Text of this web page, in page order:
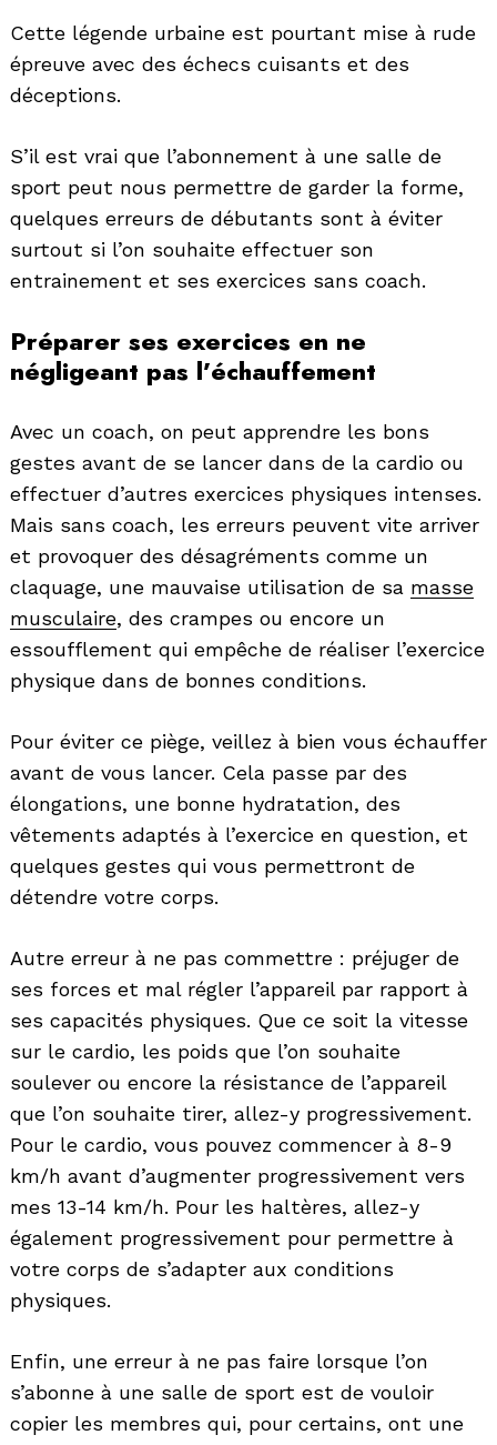
Cette légende urbaine est pourtant mise à rude
épreuve avec des échecs cuisants et des
déceptions.
S’il est vrai que l’abonnement à une salle de
sport peut nous permettre de garder la forme,
quelques erreurs de débutants sont à éviter
surtout si l’on souhaite effectuer son
entrainement et ses exercices sans coach.
Préparer ses exercices en ne
négligeant pas l’échauffement
Avec un coach, on peut apprendre les bons
gestes avant de se lancer dans de la cardio ou
effectuer d’autres exercices physiques intenses.
Mais sans coach, les erreurs peuvent vite arriver
et provoquer des désagréments comme un
claquage, une mauvaise utilisation de sa masse
musculaire, des crampes ou encore un
essoufflement qui empêche de réaliser l’exercice
physique dans de bonnes conditions.
Pour éviter ce piège, veillez à bien vous échauffer
avant de vous lancer. Cela passe par des
élongations, une bonne hydratation, des
vêtements adaptés à l’exercice en question, et
quelques gestes qui vous permettront de
détendre votre corps.
Autre erreur à ne pas commettre : préjuger de
ses forces et mal régler l’appareil par rapport à
ses capacités physiques. Que ce soit la vitesse
sur le cardio, les poids que l’on souhaite
soulever ou encore la résistance de l’appareil
que l’on souhaite tirer, allez-y progressivement.
Pour le cardio, vous pouvez commencer à 8-9
km/h avant d’augmenter progressivement vers
mes 13-14 km/h. Pour les haltères, allez-y
également progressivement pour permettre à
votre corps de s’adapter aux conditions
physiques.
Enfin, une erreur à ne pas faire lorsque l’on
s’abonne à une salle de sport est de vouloir
copier les membres qui, pour certains, ont une
for: